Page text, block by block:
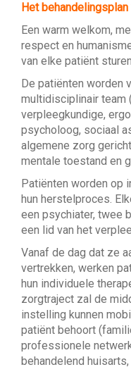
Het
Een warm welkom,
respect en
van elke patiënt
De patiënten worden
multidisciplinair team
verpleegkundige,
psycholoog, sociaal
algemene zorg
mentale toestand en
Patiënten worden op
hun herstelproces.
een psychiater, twee
een lid van het
Vanaf de dag dat ze
vertrekken, werken
hun individuele
zorgtraject zal de
instelling kunnen
patiënt behoort
professionele
behandelend